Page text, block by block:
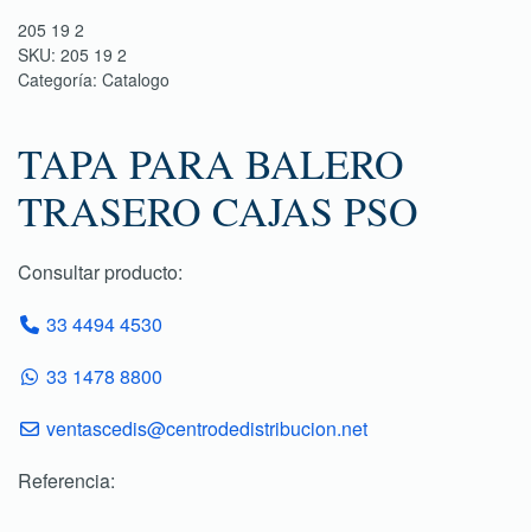
205 19 2
SKU: 205 19 2
Categoría: Catalogo
TAPA PARA BALERO
TRASERO CAJAS PSO
Consultar producto:
33 4494 4530
33 1478 8800
ventascedis@centrodedistribucion.net
Referencia: